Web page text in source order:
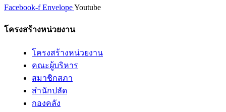
Facebook-f EnvelopeYoutube
โครงสร้างหน่วยงาน
โครงสร้างหน่วยงาน
คณะผู้บริหาร
สมาชิกสภา
สำนักปลัด
กองคลัง